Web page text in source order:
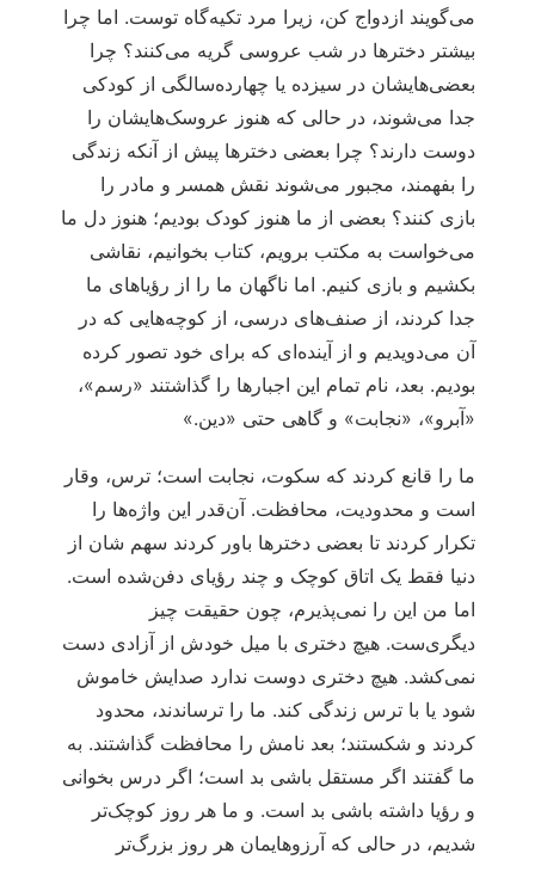
می‌گویند ازدواج کن، زیرا مرد تکیه‌گاه توست. اما چرا
بیشتر دخترها در شب عروسی گریه می‌کنند؟ چرا
بعضی‌هایشان در سیزده یا چهارده‌سالگی از کودکی
جدا می‌شوند، در حالی که هنوز عروسک‌هایشان را
دوست دارند؟ چرا بعضی دخترها پیش از آنکه زندگی
را بفهمند، مجبور می‌شوند نقش همسر و مادر را
بازی کنند؟ بعضی از ما هنوز کودک بودیم؛ هنوز دل ما
می‌خواست به مکتب برویم، کتاب بخوانیم، نقاشی
بکشیم و بازی کنیم. اما ناگهان ما را از رؤیاهای ما
جدا کردند، از صنف‌های درسی، از کوچه‌هایی که در
آن می‌دویدیم و از آینده‌ای که برای خود تصور کرده
بودیم. بعد، نام تمام این اجبارها را گذاشتند «رسم»،
«آبرو»، «نجابت» و گاهی حتی «دین.»
ما را قانع کردند که سکوت، نجابت است؛ ترس، وقار
است و محدودیت، محافظت. آن‌قدر این واژه‌ها را
تکرار کردند تا بعضی دخترها باور کردند سهم شان از
دنیا فقط یک اتاق کوچک و چند رؤیای دفن‌شده است.
اما من این را نمی‌پذیرم، چون حقیقت چیز
دیگری‌ست. هیچ دختری با میل خودش از آزادی دست
نمی‌کشد. هیچ دختری دوست ندارد صدایش خاموش
شود یا با ترس زندگی کند. ما را ترساندند، محدود
کردند و شکستند؛ بعد نامش را محافظت گذاشتند. به
ما گفتند اگر مستقل باشی بد است؛ اگر درس بخوانی
و رؤیا داشته باشی بد است. و ما هر روز کوچک‌تر
شدیم، در حالی که آرزوهایمان هر روز بزرگ‌تر